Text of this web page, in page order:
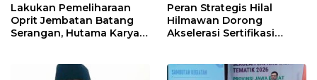
Lakukan Pemeliharaan
Oprit Jembatan Batang
Serangan, Hutama Karya
Peran Strategis Hilal
Hilmawan Dorong
Akselerasi Sertifikasi
Indramayu